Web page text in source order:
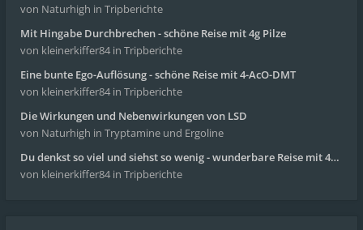
von Naturhigh in Tripberichte
Mit Hingabe Durchbrechen - schöne Reise mit 4g Pilze
von kleinerkiffer84 in Tripberichte
Eine bunte Ego-Auflösung - schöne Reise mit 4-AcO-DMT
von kleinerkiffer84 in Tripberichte
Die Wirkungen und Nebenwirkungen von LSD
von Naturhigh in Tryptamine und Ergoline
Du denkst so viel und siehst so wenig - wunderbare Reise mit 4g Pilze
von kleinerkiffer84 in Tripberichte